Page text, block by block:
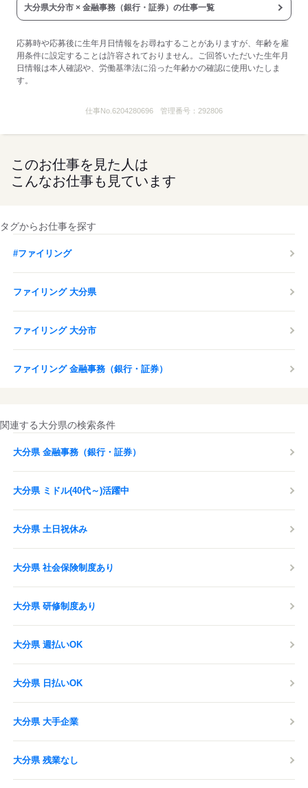
大分県大分市 × 金融事務（銀行・証券）の仕事一覧
応募時や応募後に生年月日情報をお尋ねすることがありますが、年齢を雇
用条件に設定することは許容されておりません。ご回答いただいた生年月
日情報は本人確認や、労働基準法に沿った年齢かの確認に使用いたしま
す。
仕事No.6204280696 管理番号： 292806
このお仕事を見た人は
こんなお仕事も見ています
タグからお仕事を探す
#ファイリング
ファイリング 大分県
ファイリング 大分市
ファイリング 金融事務（銀行・証券）
関連する大分県の検索条件
大分県 金融事務（銀行・証券）
大分県 ミドル(40代～)活躍中
大分県 土日祝休み
大分県 社会保険制度あり
大分県 研修制度あり
大分県 週払いOK
大分県 日払いOK
大分県 大手企業
大分県 残業なし